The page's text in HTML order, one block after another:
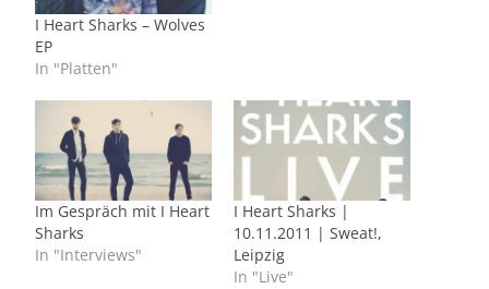
I Heart Sharks – Wolves
EP
In "Platten"
Im Gespräch mit I Heart
Sharks
In "Interviews"
I Heart Sharks |
10.11.2011 | Sweat!,
Leipzig
In "Live"